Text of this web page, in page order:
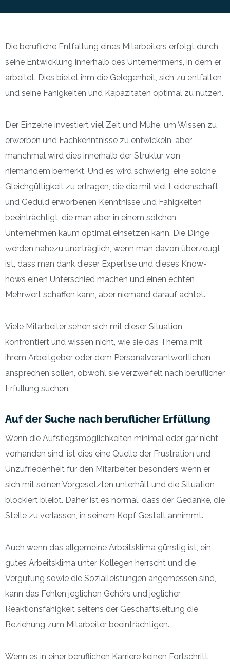
Die berufliche Entfaltung eines Mitarbeiters erfolgt durch
seine Entwicklung innerhalb des Unternehmens, in dem er
arbeitet. Dies bietet ihm die Gelegenheit, sich zu entfalten
und seine Fähigkeiten und Kapazitäten optimal zu nutzen.
Der Einzelne investiert viel Zeit und Mühe, um Wissen zu
erwerben und Fachkenntnisse zu entwickeln, aber
manchmal wird dies innerhalb der Struktur von
niemandem bemerkt. Und es wird schwierig, eine solche
Gleichgültigkeit zu ertragen, die die mit viel Leidenschaft
und Geduld erworbenen Kenntnisse und Fähigkeiten
beeinträchtigt, die man aber in einem solchen
Unternehmen kaum optimal einsetzen kann. Die Dinge
werden nahezu unerträglich, wenn man davon überzeugt
ist, dass man dank dieser Expertise und dieses Know-
hows einen Unterschied machen und einen echten
Mehrwert schaffen kann, aber niemand darauf achtet.
Viele Mitarbeiter sehen sich mit dieser Situation
konfrontiert und wissen nicht, wie sie das Thema mit
ihrem Arbeitgeber oder dem Personalverantwortlichen
ansprechen sollen, obwohl sie verzweifelt nach beruflicher
Erfüllung suchen.
Auf der Suche nach beruflicher Erfüllung
Wenn die Aufstiegsmöglichkeiten minimal oder gar nicht
vorhanden sind, ist dies eine Quelle der Frustration und
Unzufriedenheit für den Mitarbeiter, besonders wenn er
sich mit seinen Vorgesetzten unterhält und die Situation
blockiert bleibt. Daher ist es normal, dass der Gedanke, die
Stelle zu verlassen, in seinem Kopf Gestalt annimmt.
Auch wenn das allgemeine Arbeitsklima günstig ist, ein
gutes Arbeitsklima unter Kollegen herrscht und die
Vergütung sowie die Sozialleistungen angemessen sind,
kann das Fehlen jeglichen Gehörs und jeglicher
Reaktionsfähigkeit seitens der Geschäftsleitung die
Beziehung zum Mitarbeiter beeinträchtigen.
Wenn es in einer beruflichen Karriere keinen Fortschritt